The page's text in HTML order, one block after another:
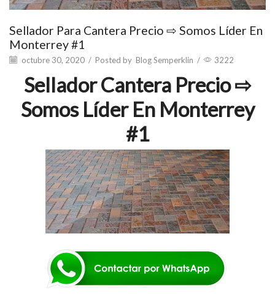
Sellador Para Cantera Precio ⇨ Somos Líder En
Monterrey #1
octubre 30, 2020 / Posted by Blog Semperklin / 3222
Sellador Cantera Precio ⇨
Somos Líder En Monterrey
#1